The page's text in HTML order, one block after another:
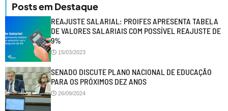
Posts em Destaque
REAJUSTE SALARIAL: PROIFES APRESENTA TABELA
DE VALORES SALARIAIS COM POSSÍVEL REAJUSTE DE
9%
15/03/2023
SENADO DISCUTE PLANO NACIONAL DE EDUCAÇÃO
PARA OS PRÓXIMOS DEZ ANOS
26/09/2024